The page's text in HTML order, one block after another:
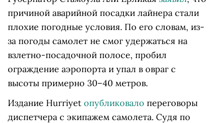
причиной аварийной посадки лайнера стали
плохие погодные условия. По его словам, из-
за погоды самолет не смог удержаться на
взлетно-посадочной полосе, пробил
ограждение аэропорта и упал в овраг с
высоты примерно 30–40 метров.
Издание Hurriyet опубликовало переговоры
диспетчера с экипажем самолета. Судя по